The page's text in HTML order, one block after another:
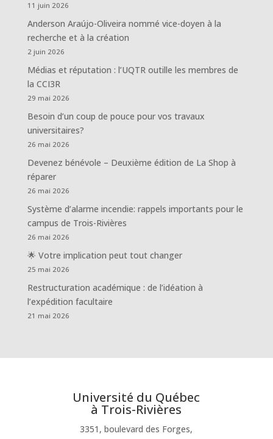
11 juin 2026
Anderson Araújo-Oliveira nommé vice-doyen à la
recherche et à la création
2 juin 2026
Médias et réputation : l’UQTR outille les membres de
la CCI3R
29 mai 2026
Besoin d’un coup de pouce pour vos travaux
universitaires?
26 mai 2026
Devenez bénévole – Deuxième édition de La Shop à
réparer
26 mai 2026
Système d’alarme incendie: rappels importants pour le
campus de Trois-Rivières
26 mai 2026
🌟 Votre implication peut tout changer
25 mai 2026
Restructuration académique : de l’idéation à
l’expédition facultaire
21 mai 2026
Université du Québec
à Trois-Rivières
3351, boulevard des Forges,